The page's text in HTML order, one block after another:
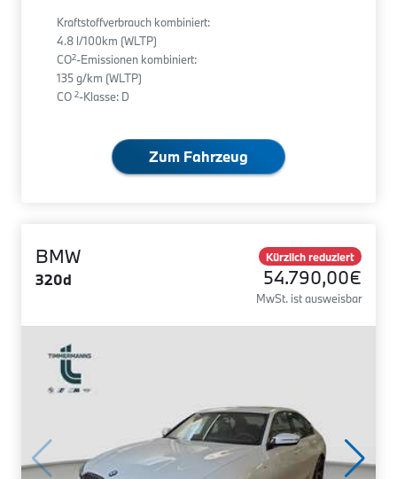
Kraftstoffverbrauch kombiniert:
4.8 l/100km (WLTP)
CO2-Emissionen kombiniert:
135 g/km (WLTP)
CO 2-Klasse: D
Zum Fahrzeug
BMW
320d
Kürzlich reduziert
54.790,00€
MwSt. ist ausweisbar